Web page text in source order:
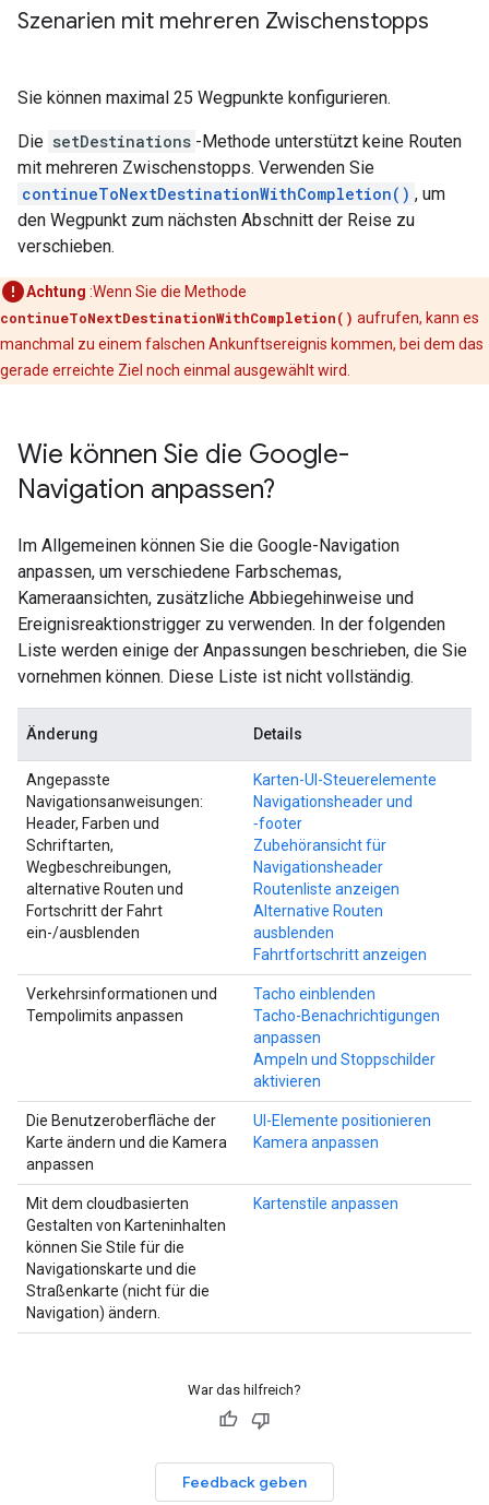
Szenarien mit mehreren Zwischenstopps
Sie können maximal 25 Wegpunkte konfigurieren.
Die setDestinations -Methode unterstützt keine Routen
mit mehreren Zwischenstopps. Verwenden Sie
continueToNextDestinationWithCompletion() , um
den Wegpunkt zum nächsten Abschnitt der Reise zu
verschieben.
Achtung :Wenn Sie die Methode
continueToNextDestinationWithCompletion() aufrufen, kann es
manchmal zu einem falschen Ankunftsereignis kommen, bei dem das
gerade erreichte Ziel noch einmal ausgewählt wird.
Wie können Sie die Google-
Navigation anpassen?
Im Allgemeinen können Sie die Google-Navigation
anpassen, um verschiedene Farbschemas,
Kameraansichten, zusätzliche Abbiegehinweise und
Ereignisreaktionstrigger zu verwenden. In der folgenden
Liste werden einige der Anpassungen beschrieben, die Sie
vornehmen können. Diese Liste ist nicht vollständig.
Änderung Details
Angepasste
Navigationsanweisungen:
Header, Farben und
Schriftarten,
Wegbeschreibungen,
alternative Routen und
Fortschritt der Fahrt
ein-/ausblenden
Karten-UI-Steuerelemente
Navigationsheader und
‑footer
Zubehöransicht für
Navigationsheader
Routenliste anzeigen
Alternative Routen
ausblenden
Fahrtfortschritt anzeigen
Verkehrsinformationen und
Tempolimits anpassen
Tacho einblenden
Tacho-Benachrichtigungen
anpassen
Ampeln und Stoppschilder
aktivieren
Die Benutzeroberfläche der
Karte ändern und die Kamera
anpassen
UI-Elemente positionieren
Kamera anpassen
Mit dem cloudbasierten
Gestalten von Karteninhalten
können Sie Stile für die
Navigationskarte und die
Straßenkarte (nicht für die
Navigation) ändern.
Kartenstile anpassen
War das hilfreich?
Feedback geben